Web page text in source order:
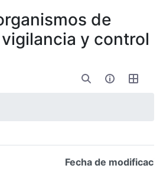
de
y control
Fecha de